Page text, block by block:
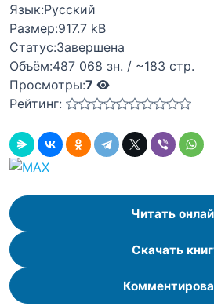
Язык:Русский
Размер:917.7 kB
Статус:Завершена
Объём:487 068 зн. / ~183 стр.
Просмотры:7
Рейтинг:
Читать
Скачать